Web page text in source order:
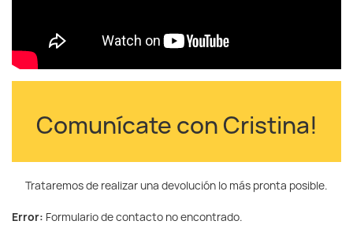
Comunícate con Cristina!
Trataremos de realizar una devolución lo más pronta posible.
Error: Formulario de contacto no encontrado.